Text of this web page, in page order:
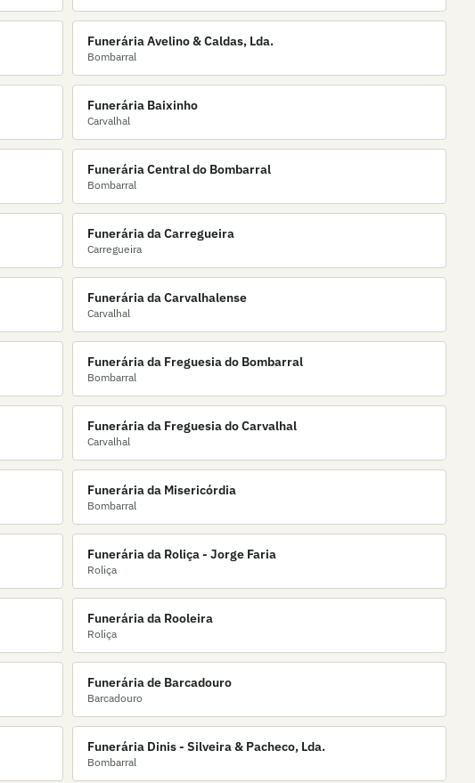
Funerária Avelino & Caldas, Lda.
Bombarral
Funerária Baixinho
Carvalhal
Funerária Central do Bombarral
Bombarral
Funerária da Carregueira
Carregueira
Funerária da Carvalhalense
Carvalhal
Funerária da Freguesia do Bombarral
Bombarral
Funerária da Freguesia do Carvalhal
Carvalhal
Funerária da Misericórdia
Bombarral
Funerária da Roliça - Jorge Faria
Roliça
Funerária da Rooleira
Roliça
Funerária de Barcadouro
Barcadouro
Funerária Dinis - Silveira & Pacheco, Lda.
Bombarral